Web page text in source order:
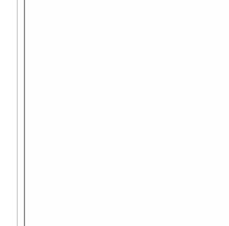
секунд, а
иностранцем за
знаете
предназначено для